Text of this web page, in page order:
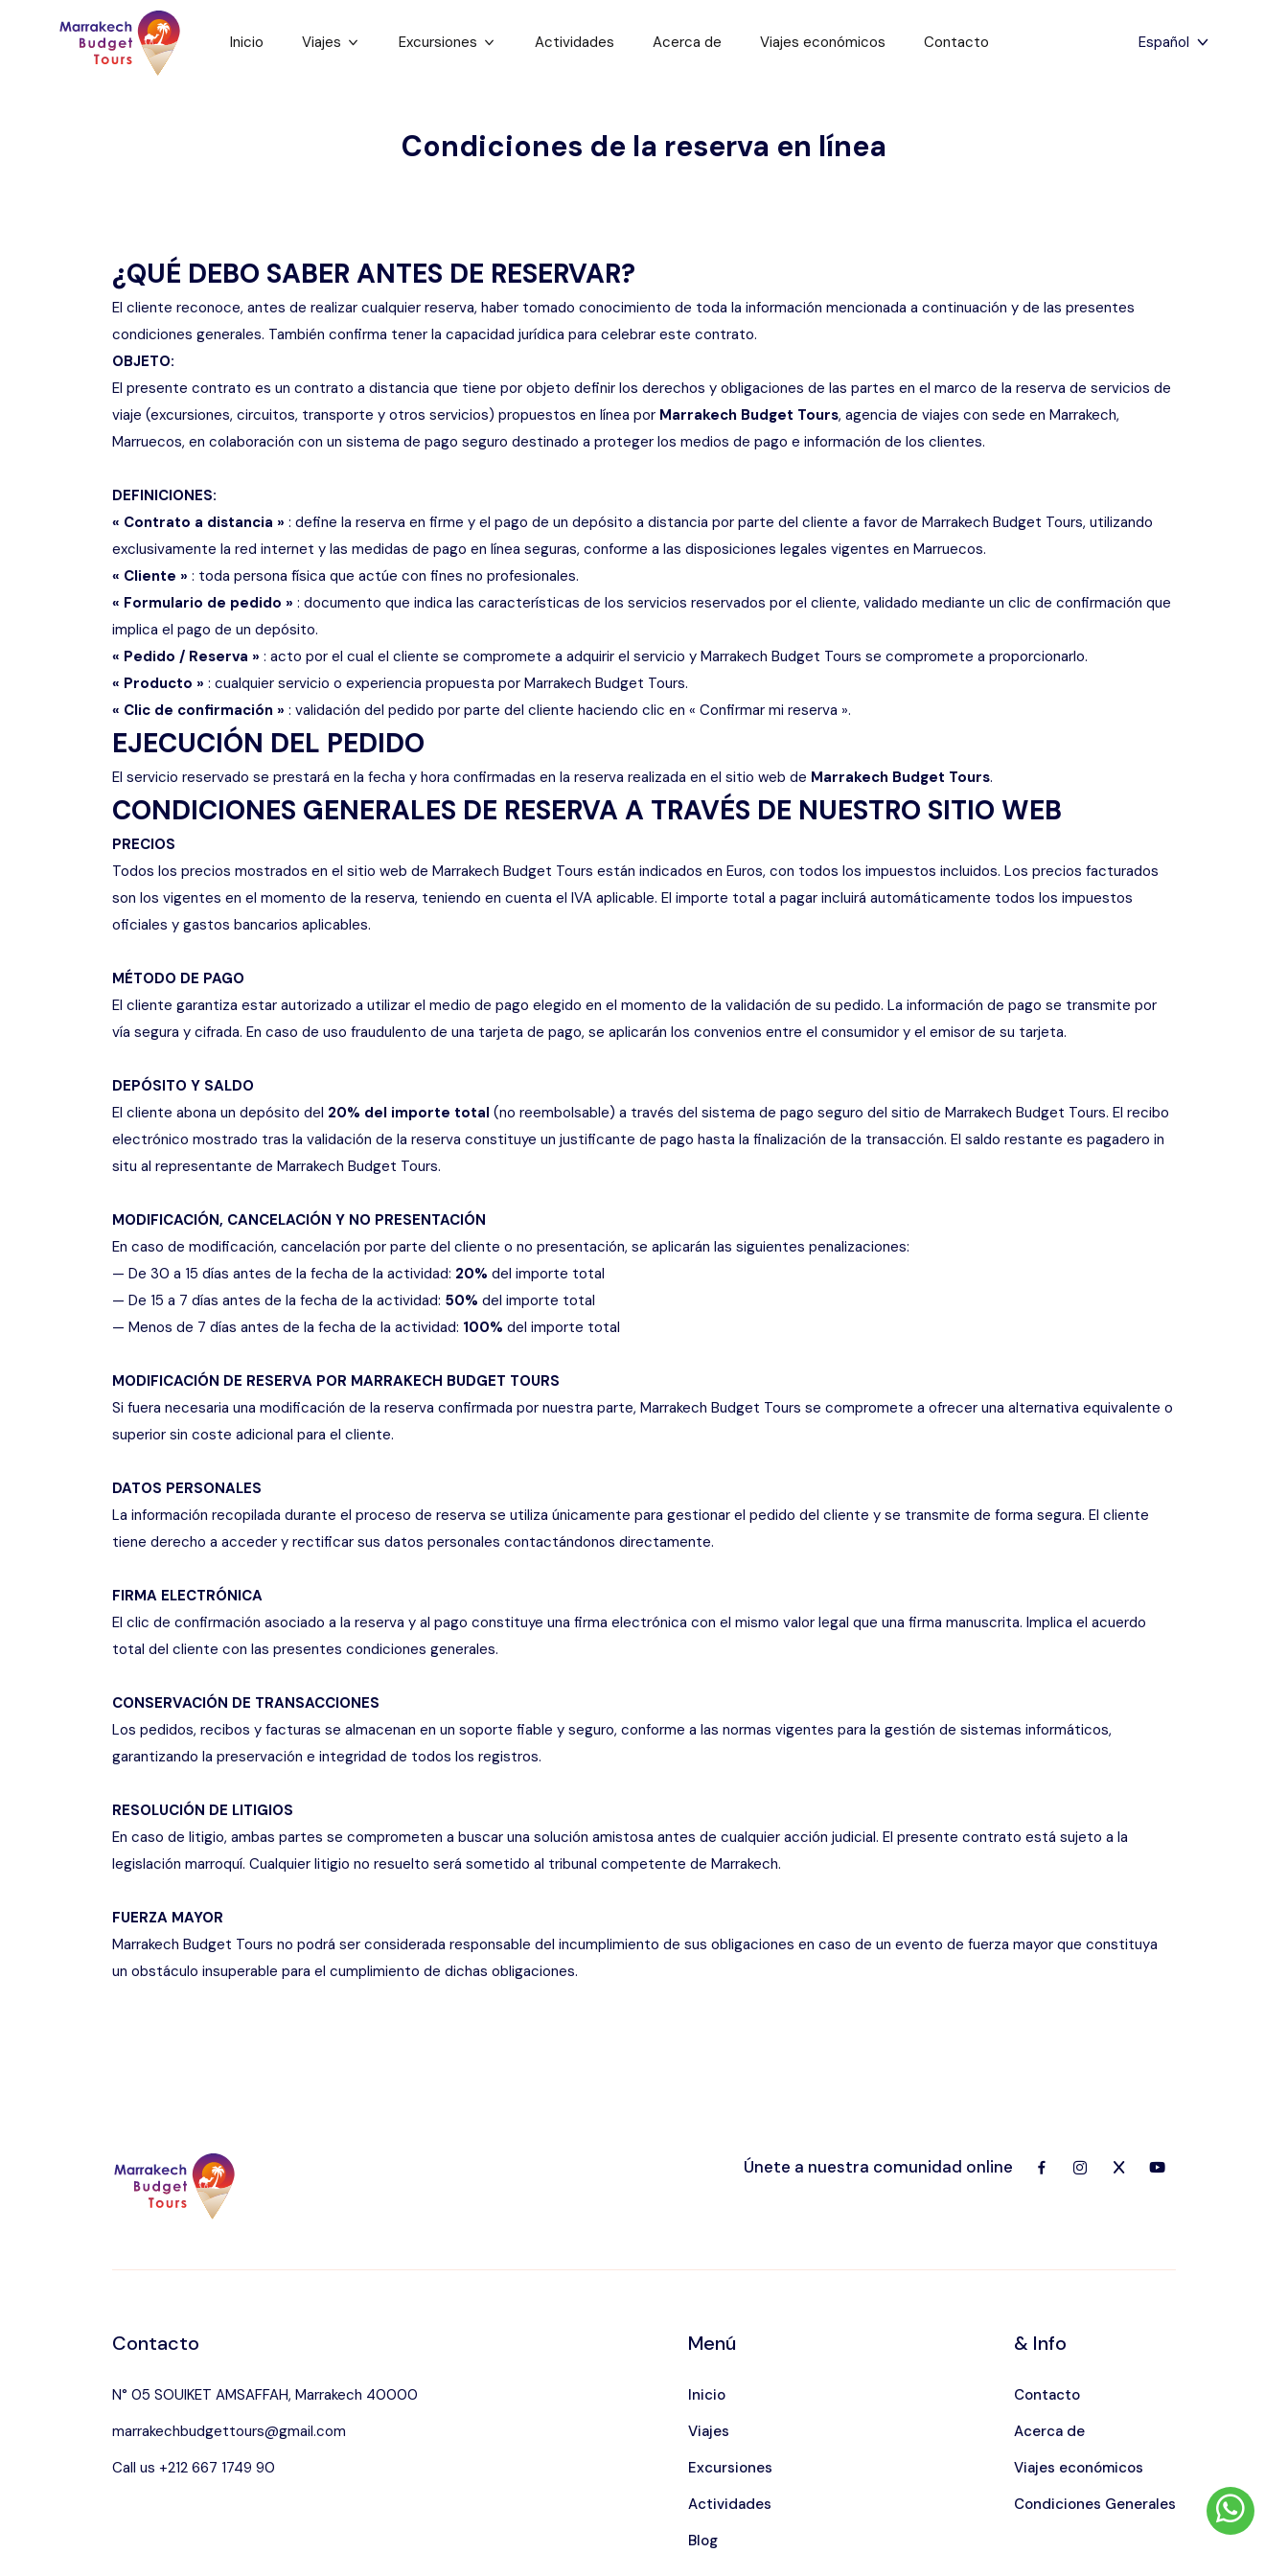
Inicio Viajes Excursiones
de un día
Actividades Acerca de Viajes económicos Contacto Español
Menu
Contacto
Languages
Condiciones de la reserva en línea
¿QUÉ DEBO SABER ANTES DE RESERVAR?
El cliente reconoce, antes de realizar cualquier reserva, haber tomado conocimiento de toda la información mencionada a continuación y de las presentes
condiciones generales. También confirma tener la capacidad jurídica para celebrar este contrato.
OBJETO:
El presente contrato es un contrato a distancia que tiene por objeto definir los derechos y obligaciones de las partes en el marco de la reserva de servicios de
viaje (excursiones, circuitos, transporte y otros servicios) propuestos en línea por Marrakech Budget Tours, agencia de viajes con sede en Marrakech,
Marruecos, en colaboración con un sistema de pago seguro destinado a proteger los medios de pago e información de los clientes.
DEFINICIONES:
« Contrato a distancia » : define la reserva en firme y el pago de un depósito a distancia por parte del cliente a favor de Marrakech Budget Tours, utilizando
exclusivamente la red internet y las medidas de pago en línea seguras, conforme a las disposiciones legales vigentes en Marruecos.
« Cliente » : toda persona física que actúe con fines no profesionales.
« Formulario de pedido » : documento que indica las características de los servicios reservados por el cliente, validado mediante un clic de confirmación que
implica el pago de un depósito.
« Pedido / Reserva » : acto por el cual el cliente se compromete a adquirir el servicio y Marrakech Budget Tours se compromete a proporcionarlo.
« Producto » : cualquier servicio o experiencia propuesta por Marrakech Budget Tours.
« Clic de confirmación » : validación del pedido por parte del cliente haciendo clic en « Confirmar mi reserva ».
EJECUCIÓN DEL PEDIDO
El servicio reservado se prestará en la fecha y hora confirmadas en la reserva realizada en el sitio web de Marrakech Budget Tours.
CONDICIONES GENERALES DE RESERVA A TRAVÉS DE NUESTRO SITIO WEB
PRECIOS
Todos los precios mostrados en el sitio web de Marrakech Budget Tours están indicados en Euros, con todos los impuestos incluidos. Los precios facturados
son los vigentes en el momento de la reserva, teniendo en cuenta el IVA aplicable. El importe total a pagar incluirá automáticamente todos los impuestos
oficiales y gastos bancarios aplicables.
MÉTODO DE PAGO
El cliente garantiza estar autorizado a utilizar el medio de pago elegido en el momento de la validación de su pedido. La información de pago se transmite por
vía segura y cifrada. En caso de uso fraudulento de una tarjeta de pago, se aplicarán los convenios entre el consumidor y el emisor de su tarjeta.
DEPÓSITO Y SALDO
El cliente abona un depósito del 20% del importe total (no reembolsable) a través del sistema de pago seguro del sitio de Marrakech Budget Tours. El recibo
electrónico mostrado tras la validación de la reserva constituye un justificante de pago hasta la finalización de la transacción. El saldo restante es pagadero in
situ al representante de Marrakech Budget Tours.
MODIFICACIÓN, CANCELACIÓN Y NO PRESENTACIÓN
En caso de modificación, cancelación por parte del cliente o no presentación, se aplicarán las siguientes penalizaciones:
— De 30 a 15 días antes de la fecha de la actividad: 20% del importe total
— De 15 a 7 días antes de la fecha de la actividad: 50% del importe total
— Menos de 7 días antes de la fecha de la actividad: 100% del importe total
MODIFICACIÓN DE RESERVA POR MARRAKECH BUDGET TOURS
Si fuera necesaria una modificación de la reserva confirmada por nuestra parte, Marrakech Budget Tours se compromete a ofrecer una alternativa equivalente o
superior sin coste adicional para el cliente.
DATOS PERSONALES
La información recopilada durante el proceso de reserva se utiliza únicamente para gestionar el pedido del cliente y se transmite de forma segura. El cliente
tiene derecho a acceder y rectificar sus datos personales contactándonos directamente.
FIRMA ELECTRÓNICA
El clic de confirmación asociado a la reserva y al pago constituye una firma electrónica con el mismo valor legal que una firma manuscrita. Implica el acuerdo
total del cliente con las presentes condiciones generales.
CONSERVACIÓN DE TRANSACCIONES
Los pedidos, recibos y facturas se almacenan en un soporte fiable y seguro, conforme a las normas vigentes para la gestión de sistemas informáticos,
garantizando la preservación e integridad de todos los registros.
RESOLUCIÓN DE LITIGIOS
En caso de litigio, ambas partes se comprometen a buscar una solución amistosa antes de cualquier acción judicial. El presente contrato está sujeto a la
legislación marroquí. Cualquier litigio no resuelto será sometido al tribunal competente de Marrakech.
FUERZA MAYOR
Marrakech Budget Tours no podrá ser considerada responsable del incumplimiento de sus obligaciones en caso de un evento de fuerza mayor que constituya
un obstáculo insuperable para el cumplimiento de dichas obligaciones.
Únete a nuestra comunidad online
Contacto
N° 05 SOUIKET AMSAFFAH, Marrakech 40000
marrakechbudgettours@gmail.com
Call us +212 667 1749 90
Menú
Inicio
Viajes
Excursiones
Actividades
Blog
& Info
Contacto
Acerca de
Viajes económicos
Condiciones Generales